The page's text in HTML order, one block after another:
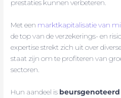
prestaties kunnen verbeteren.
Met een marktkapitalisatie van
de top van de verzekerings- en
expertise strekt zich uit over
staat zijn om te profiteren van
sectoren.
Hun aandeel is beursgenoteerd